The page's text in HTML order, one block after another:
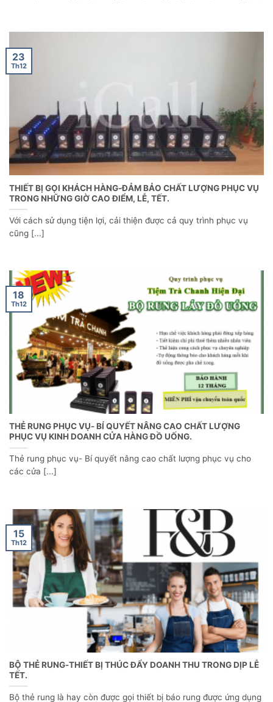
THIẾT BỊ GỌI KHÁCH HÀNG-ĐẢM BẢO CHẤT LƯỢNG PHỤC VỤ
TRONG NHỮNG GIỜ CAO ĐIỂM, LỄ, TẾT.
Với cách sử dụng tiện lợi, cải thiện được cả quy trình phục vụ
cũng [...]
23
Th12
THẺ RUNG PHỤC VỤ- BÍ QUYẾT NÂNG CAO CHẤT LƯỢNG
PHỤC VỤ KINH DOANH CỬA HÀNG ĐỒ UỐNG.
Thẻ rung phục vụ- Bí quyết nâng cao chất lượng phục vụ cho
các cửa [...]
18
Th12
BỘ THẺ RUNG-THIẾT BỊ THÚC ĐẨY DOANH THU TRONG DỊP LỄ
TẾT.
Bộ thẻ rung là hay còn được gọi thiết bị báo rung được ứng dụng
15
Th12